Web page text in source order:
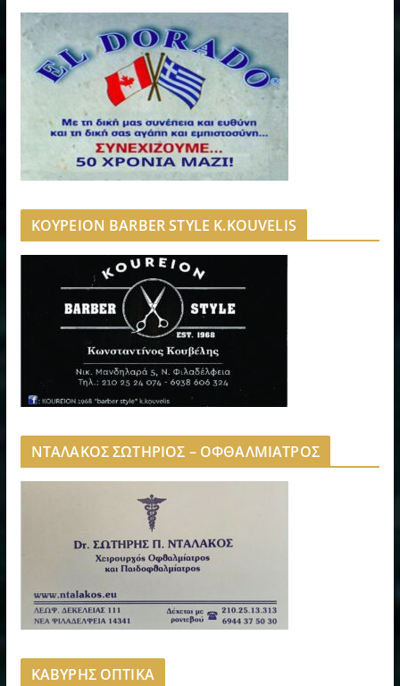
ΚΟΥΡΕΙΟΝ BARBER STYLE K.KOUVELIS
ΝΤΑΛΑΚΟΣ ΣΩΤΗΡΙΟΣ – ΟΦΘΑΛΜΙΑΤΡΟΣ
ΚΑΒΥΡΗΣ ΟΠΤΙΚΑ